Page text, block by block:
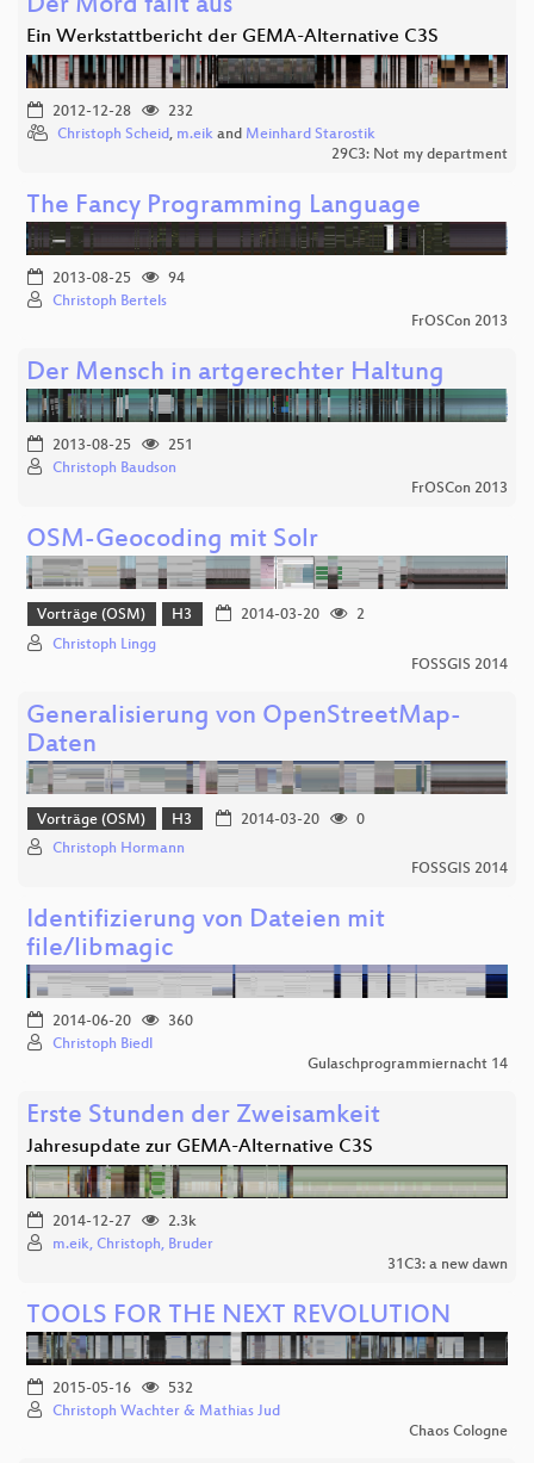
Der Mord fällt aus
Ein Werkstattbericht der GEMA-Alternative C3S
2012-12-28
232
Christoph Scheid, m.eik and Meinhard Starostik
29C3: Not my department
The Fancy Programming Language
2013-08-25
94
Christoph Bertels
FrOSCon 2013
Der Mensch in artgerechter Haltung
2013-08-25
251
Christoph Baudson
FrOSCon 2013
OSM-Geocoding mit Solr
Vorträge (OSM) H3 2014-03-20
2
Christoph Lingg
FOSSGIS 2014
Generalisierung von OpenStreetMap-
Daten
Vorträge (OSM) H3 2014-03-20
0
Christoph Hormann
FOSSGIS 2014
Identifizierung von Dateien mit
file/libmagic
2014-06-20
360
Christoph Biedl
Gulaschprogrammiernacht 14
Erste Stunden der Zweisamkeit
Jahresupdate zur GEMA-Alternative C3S
2014-12-27
2.3k
m.eik, Christoph, Bruder
31C3: a new dawn
TOOLS FOR THE NEXT REVOLUTION
2015-05-16
532
Christoph Wachter & Mathias Jud
Chaos Cologne